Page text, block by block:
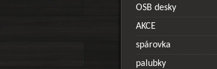
OSB desky
AKCE
spárovka
palubky